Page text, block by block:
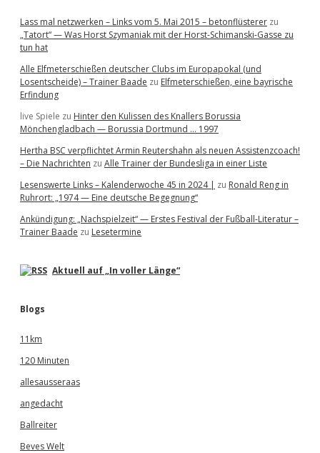
Lass mal netzwerken – Links vom 5. Mai 2015 – betonflüsterer zu
„Tatort“ — Was Horst Szymaniak mit der Horst-Schimanski-Gasse zu
tun hat
Alle Elfmeterschießen deutscher Clubs im Europapokal (und
Losentscheide) – Trainer Baade zu Elfmeterschießen, eine bayrische
Erfindung
live Spiele zu Hinter den Kulissen des Knallers Borussia
Mönchengladbach — Borussia Dortmund … 1997
Hertha BSC verpflichtet Armin Reutershahn als neuen Assistenzcoach!
– Die Nachrichten zu Alle Trainer der Bundesliga in einer Liste
Lesenswerte Links – Kalenderwoche 45 in 2024 | zu Ronald Reng in
Ruhrort: „1974 — Eine deutsche Begegnung“
Ankündigung: „Nachspielzeit“ — Erstes Festival der Fußball-Literatur –
Trainer Baade zu Lesetermine
Aktuell auf „In voller Länge“
Blogs
11km
120 Minuten
allesausseraas
angedacht
Ballreiter
Beves Welt